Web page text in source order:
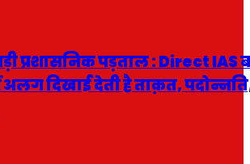
प्रशासनिक पड़ताल : Direct
अलग दिखाई देती है ताक़त,